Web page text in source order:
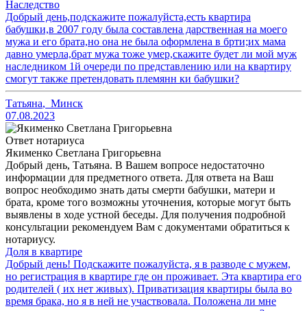
Наследство
Добрый день,подскажите пожалуйста,есть квартира
бабушки,в 2007 году была составлена дарственная на моего
мужа и его брата,но она не была оформлена в брти;их мама
давно умерла,брат мужа тоже умер,скажите будет ли мой муж
наследником 1й очереди по представлению или на квартиру
смогут также претендовать племянн ки бабушки?
Татьяна, Минск
07.08.2023
Ответ нотариуса
Якименко Светлана Григорьевна
Добрый день, Татьяна. В Вашем вопросе недостаточно
информации для предметного ответа. Для ответа на Ваш
вопрос необходимо знать даты смерти бабушки, матери и
брата, кроме того возможны уточнения, которые могут быть
выявлены в ходе устной беседы. Для получения подробной
консультации рекомендуем Вам с документами обратиться к
нотариусу.
Доля в квартире
Добрый день! Подскажите пожалуйста, я в разводе с мужем,
но регистрация в квартире где он проживает. Эта квартира его
родителей ( их нет живых). Приватизация квартиры была во
время брака, но я в ней не участвовала. Положена ли мне